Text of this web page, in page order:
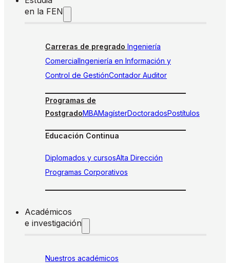
en la FEN
Carreras de pregrado Ingeniería
ComercialIngeniería en Información y
Control de GestiónContador Auditor
Programas de
PostgradoMBAMagísterDoctoradosPostítulos
Educación Continua
Diplomados y cursosAlta Dirección
Programas Corporativos
Académicos
e investigación
Nuestros académicos